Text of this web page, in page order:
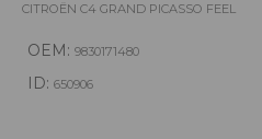
CITROËN C4 GRAND PICASSO FEEL
OEM: 9830171480
ID: 650906